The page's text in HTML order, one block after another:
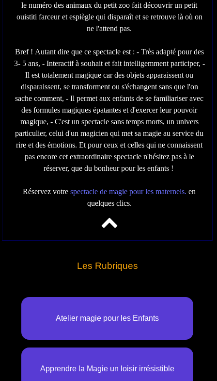
le numéro des animaux du petit zoo fait découvrir un petit
ouistiti farceur et espiègle qui disparaît et se retrouve là où on
ne l'attend pas.
Bref ! Autant dire que ce spectacle est : - Très adapté pour des
3- 5 ans, - Interactif à souhait et fait intelligemment participer, -
Il est totalement magique car des objets apparaissent ou
disparaissent, se transforment ou s'échangent sans que l'on
sache comment, - Il permet aux enfants de se familiariser avec
des formules magiques épatantes et d'exercer leur pouvoir
magique, - C'est un spectacle sans temps morts, un univers
particulier, celui d'un magicien qui met sa magie au service du
rire et des émotions. Et pour ceux et celles qui ne connaissent
pas encore cet extraordinaire spectacle n'hésitez pas à le
réserver, que du bonheur pour les enfants !
Réservez votrespectacle de magie pour les maternels. en
quelques clics.
Les Rubriques
Atelier magie pour les Enfants
Apprendre la Magie un loisir irrésistible